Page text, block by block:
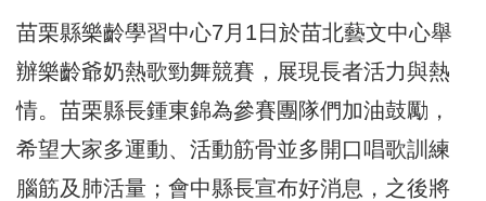
苗栗縣樂齡學習中心7月1日於苗北藝文中心舉
辦樂齡爺奶熱歌勁舞競賽，展現長者活力與熱
情。苗栗縣長鍾東錦為參賽團隊們加油鼓勵，
希望大家多運動、活動筋骨並多開口唱歌訓練
腦筋及肺活量；會中縣長宣布好消息，之後將